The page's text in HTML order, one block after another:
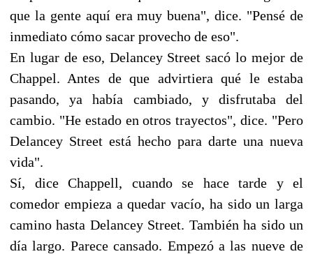
que la gente aquí era muy buena", dice. "Pensé de
inmediato cómo sacar provecho de eso".
En lugar de eso, Delancey Street sacó lo mejor de
Chappel. Antes de que advirtiera qué le estaba
pasando, ya había cambiado, y disfrutaba del
cambio. "He estado en otros trayectos", dice. "Pero
Delancey Street está hecho para darte una nueva
vida".
Sí, dice Chappell, cuando se hace tarde y el
comedor empieza a quedar vacío, ha sido un larga
camino hasta Delancey Street. También ha sido un
día largo. Parece cansado. Empezó a las nueve de